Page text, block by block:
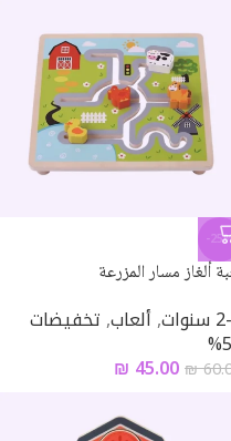
-
ألغاز مسار المزرعة
,ألعاب,تخفيضات
₪
₪ 45.00